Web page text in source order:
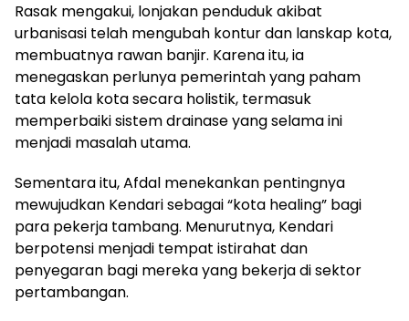
Rasak mengakui, lonjakan penduduk akibat
urbanisasi telah mengubah kontur dan lanskap kota,
membuatnya rawan banjir. Karena itu, ia
menegaskan perlunya pemerintah yang paham
tata kelola kota secara holistik, termasuk
memperbaiki sistem drainase yang selama ini
menjadi masalah utama.
Sementara itu, Afdal menekankan pentingnya
mewujudkan Kendari sebagai “kota healing” bagi
para pekerja tambang. Menurutnya, Kendari
berpotensi menjadi tempat istirahat dan
penyegaran bagi mereka yang bekerja di sektor
pertambangan.